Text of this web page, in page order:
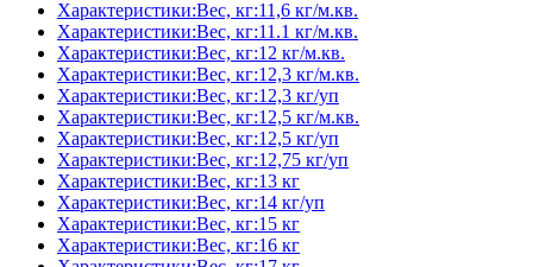
Характеристики:Вес, кг:11,6 кг/м.кв.
Характеристики:Вес, кг:11.1 кг/м.кв.
Характеристики:Вес, кг:12 кг/м.кв.
Характеристики:Вес, кг:12,3 кг/м.кв.
Характеристики:Вес, кг:12,3 кг/уп
Характеристики:Вес, кг:12,5 кг/м.кв.
Характеристики:Вес, кг:12,5 кг/уп
Характеристики:Вес, кг:12,75 кг/уп
Характеристики:Вес, кг:13 кг
Характеристики:Вес, кг:14 кг/уп
Характеристики:Вес, кг:15 кг
Характеристики:Вес, кг:16 кг